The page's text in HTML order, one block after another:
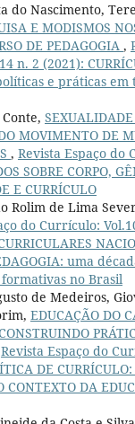
do Nascimento,
E MODISMOS
DE PEDAGOGIA ,
n. 2 (2021):
e práticas
MOVIMENTO DE
, Revista Espaço do
SOBRE CORPO,
E CURRÍCULO
Rolim de Lima
do Currículo:
uma
no Brasil
de Medeiros,
EDUCAÇÃO DO
Revista Espaço do
DE
CONTEXTO DA